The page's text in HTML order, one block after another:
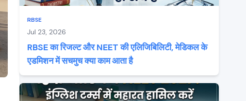
RBSE
Jul 23, 2026
RBSE का रिजल्ट और NEET की एलिजिबिलिटी, मेडिकल के
एडमिशन में सचमुच क्या काम आता है